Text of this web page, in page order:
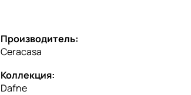
Производитель:
Ceracasa
Коллекция:
Dafne